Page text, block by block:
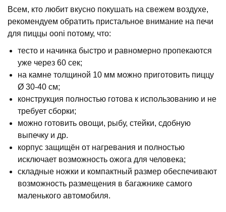
Всем, кто любит вкусно покушать на свежем воздухе,
рекомендуем обратить пристальное внимание на печи
для пиццы ooni потому, что:
тесто и начинка быстро и равномерно пропекаются
уже через 60 сек;
на камне толщиной 10 мм можно приготовить пиццу
Ø 30-40 см;
конструкция полностью готова к использованию и не
требует сборки;
можно готовить овощи, рыбу, стейки, сдобную
выпечку и др.
корпус защищён от нагревания и полностью
исключает возможность ожога для человека;
складные ножки и компактный размер обеспечивают
возможность размещения в багажнике самого
маленького автомобиля.